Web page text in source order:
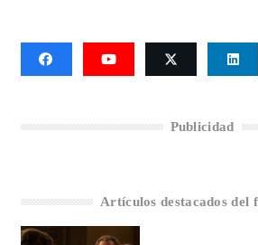
Publicidad
Artículos destacados del